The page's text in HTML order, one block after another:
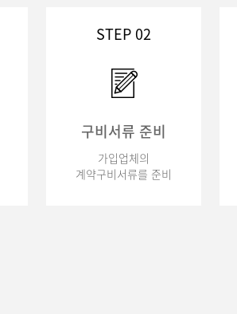
STEP 02
구비서류 준비
가입업체의
계약구비서류를 준비